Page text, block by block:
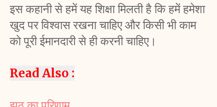
इस कहानी से हमें यह शिक्षा मिलती है कि हमें हमेशा
खुद पर विश्वास रखना चाहिए और किसी भी काम
को पूरी ईमानदारी से ही करनी चाहिए।
Read Also :